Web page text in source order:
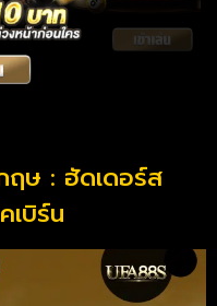
ฤษ : ฮัดเดอร์ส
บิร์น